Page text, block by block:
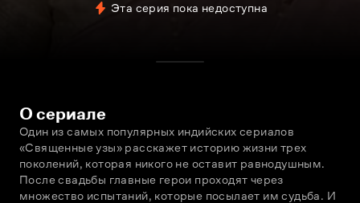
Эта серия пока недоступна
О сериале
Один из самых популярных индийских сериалов
«Священные узы» расскажет историю жизни трех
поколений, которая никого не оставит равнодушным.
После свадьбы главные герои проходят через
множество испытаний, которые посылает им судьба. И